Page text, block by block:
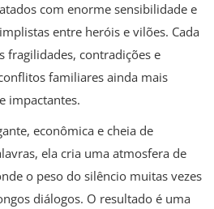
com enorme sensibilidade e
entre heróis e vilões. Cada
fragilidades, contradições e
familiares ainda mais
impactantes.
econômica e cheia de
ela cria uma atmosfera de
o peso do silêncio muitas vezes
diálogos. O resultado é uma